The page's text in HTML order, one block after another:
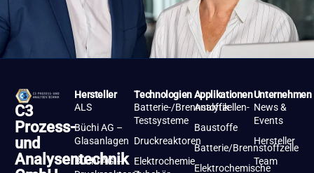
C3
Prozess-
und
Analysentechnik
Hersteller
ALS
Büchi AG –
Glasanlagen
Büchi AG –
Technologien
Batterie-/Brennstoffzellen-
Testsysteme
Druckreaktoren
Elektrochemie
Applikationen
Analytik
Baustoffe
Batterie/Brennstoffzelle
Elektrochemische
Unternehmen
News &
Events
Hersteller
Team